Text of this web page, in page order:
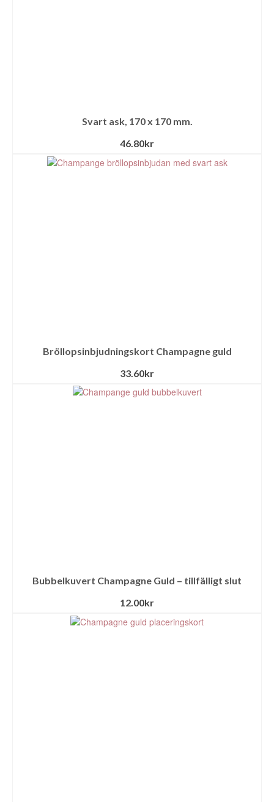
Svart ask, 170 x 170 mm.
46.80kr
Bröllopsinbjudningskort Champagne guld
33.60kr
Bubbelkuvert Champagne Guld – tillfälligt slut
12.00kr